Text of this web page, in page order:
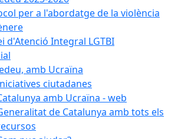
per a l'abordatge de la violència
d'Atenció Integral LGTBI
amb Ucraïna
ciutadanes
amb Ucraïna - web
de Catalunya amb tots els